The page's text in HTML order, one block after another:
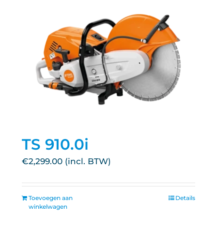
TS 910.0i
€2,299.00
Toevoegen aan
winkelwagen
Details